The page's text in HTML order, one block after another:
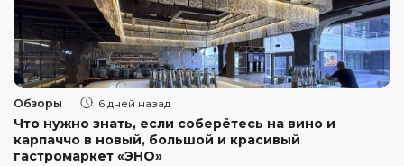
Обзоры 6 дней назад
Что нужно знать, если соберётесь на вино и
карпаччо в новый, большой и красивый
гастромаркет «ЭНО»